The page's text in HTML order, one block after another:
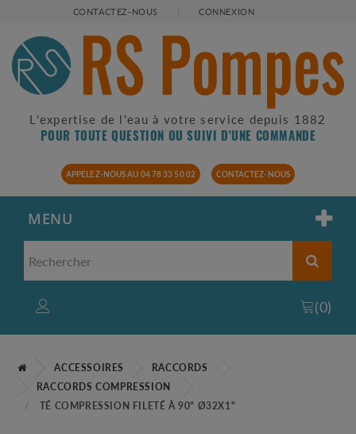
CONTACTEZ-NOUS CONNEXION
L'expertise de l'eau à votre service depuis 1882
POUR TOUTE QUESTION OU SUIVI D'UNE COMMANDE
APPELEZ-NOUS AU 04 78 33 50 02 CONTACTEZ-NOUS
MENU
(0)
ACCESSOIRES
RACCORDS
RACCORDS COMPRESSION
TÉ COMPRESSION FILETÉ À 90° Ø32X1"